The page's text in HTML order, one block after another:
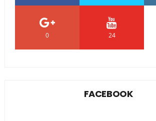
0 24
FACEBOOK